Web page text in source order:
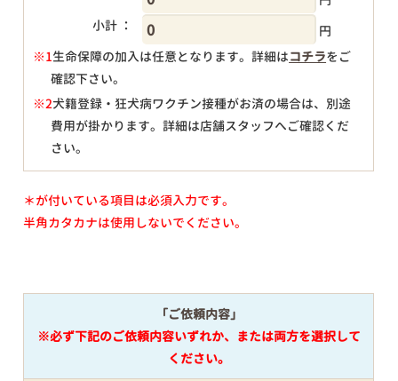
小計 ：
円
※1生命保障の加入は任意となります。詳細はコチラをご
確認下さい。
※2犬籍登録・狂犬病ワクチン接種がお済の場合は、別途
費用が掛かります。詳細は店舗スタッフへご確認くだ
さい。
＊が付いている項目は必須入力です。
半角カタカナは使用しないでください。
「ご依頼内容」
※必ず下記のご依頼内容いずれか、または両方を選択して
ください。